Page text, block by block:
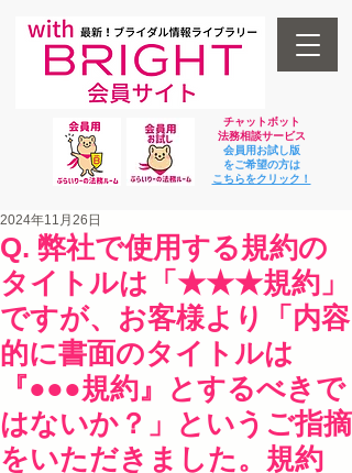
チャットボット
法務相談サービス
会員用お試し版
をご希望の方は
​こちらをクリック！
Q. 弊社で使用する規約の
タイトルは「★★★規約」
ですが、お客様より「内容
的に書面のタイトルは
『●●●規約』とするべきで
はないか？」というご指摘
をいただきました。規約
2024年11月26日